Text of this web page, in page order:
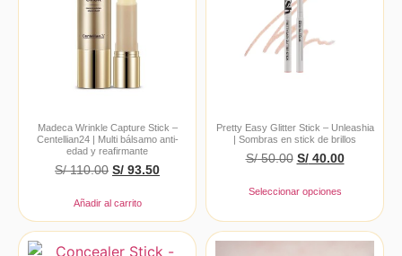
Madeca Wrinkle Capture Stick –
Centellian24 | Multi bálsamo anti-
edad y reafirmante
S/110.00 S/ 93.50
Añadir al carrito
Pretty Easy Glitter Stick – Unleashia
| Sombras en stick de brillos
S/50.00 S/40.00
Seleccionar opciones